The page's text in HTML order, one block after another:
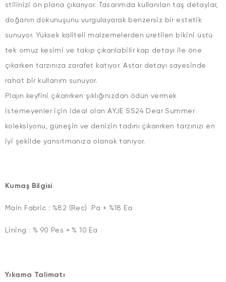
stilinizi ön plana çıkarıyor. Tasarımda kullanılan taş detaylar,
doğanın dokunuşunu vurgulayarak benzersiz bir estetik
sunuyor. Yüksek kaliteli malzemelerden üretilen bikini üstü
tek omuz kesimi ve takıp çıkarılabilir kap detayı ile öne
çıkarken tarzınıza zarafet katıyor. Astar detayı sayesinde
rahat bir kullanım sunuyor.
Plajın keyfini çıkarırken şıklığınızdan ödün vermek
istemeyenler için ideal olan AYJE SS24 Dear Summer
koleksiyonu, güneşin ve denizin tadını çıkarırken tarzınızı en
iyi şekilde yansıtmanıza olanak tanıyor.
Kumaş Bilgisi
Main Fabric : %82 (Rec) Pa + %18 Ea
Lining : % 90 Pes + % 10 Ea
Yıkama Talimatı